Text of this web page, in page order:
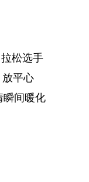
松选手
平心
瞬间暖化